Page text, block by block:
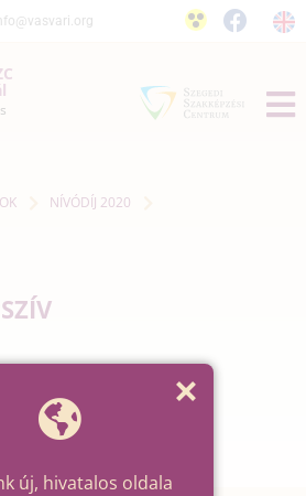
NÍVÓDÍJ 2020
új, hivatalos oldala